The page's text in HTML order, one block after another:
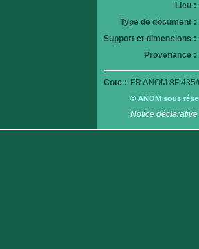
Lieu :
Type de document :
Support et dimensions :
Provenance :
Cote : FR ANOM
© ANOM sous
Notice